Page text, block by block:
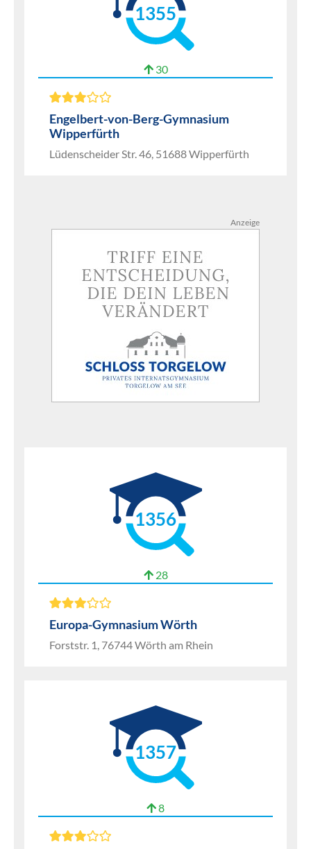
1355
30
Engelbert-von-Berg-Gymnasium
Wipperfürth
Lüdenscheider Str. 46, 51688 Wipperfürth
Anzeige
1356
28
Europa-Gymnasium Wörth
Forststr. 1, 76744 Wörth am Rhein
1357
8